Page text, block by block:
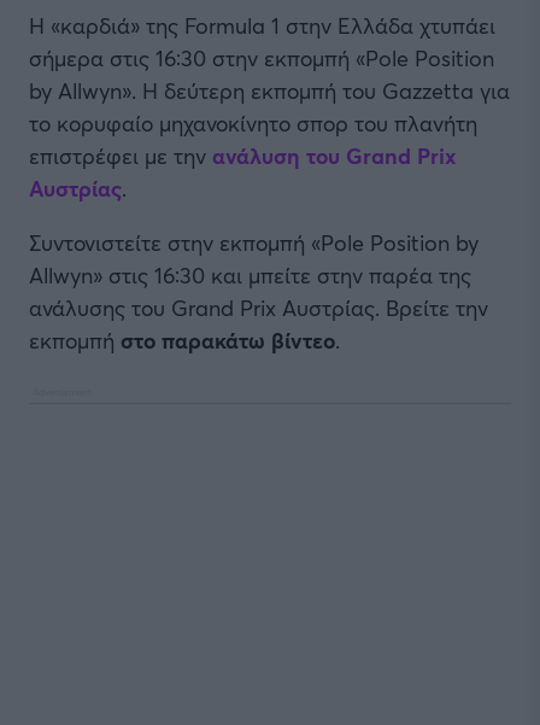
H «καρδιά» της Formula 1 στην Ελλάδα χτυπάει
σήμερα στις 16:30 στην εκπομπή «Pole Position
by Allwyn». Η δεύτερη εκπομπή του Gazzetta για
το κορυφαίο μηχανοκίνητο σπορ του πλανήτη
επιστρέφει με την ανάλυση του Grand Prix
Αυστρίας.
Συντονιστείτε στην εκπομπή «Pole Position by
Allwyn» στις 16:30 και μπείτε στην παρέα της
ανάλυσης του Grand Prix Αυστρίας. Βρείτε την
εκπομπή στο παρακάτω βίντεο.